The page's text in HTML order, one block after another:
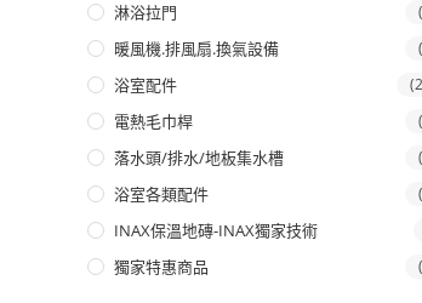
淋浴拉門
暖風機.排風扇.換氣設備
浴室配件
電熱毛巾桿
落水頭/排水/地板集水槽
浴室各類配件
INAX保溫地磚-INAX獨家技術
獨家特惠商品